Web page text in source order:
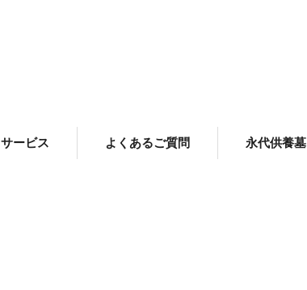
サービス よくあるご質問 永代供養墓